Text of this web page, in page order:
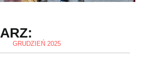
GRUDZIEŃ 2025